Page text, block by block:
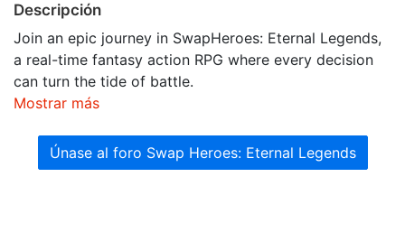
Descripción
Join an epic journey in SwapHeroes: Eternal Legends,
a real-time fantasy action RPG where every decision
can turn the tide of battle.
Mostrar más
Únase al foro Swap Heroes: Eternal Legends